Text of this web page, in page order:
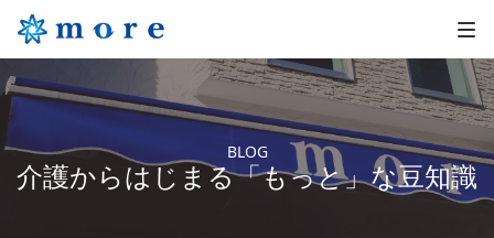
BLOG
介護からはじまる「もっと」な豆知識